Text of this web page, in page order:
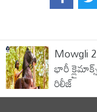
Mowgli
భారీ
రిలీజ్